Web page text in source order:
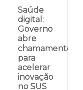
Saúde
digital:
Governo
abre
chamamento
para
acelerar
inovação
no SUS